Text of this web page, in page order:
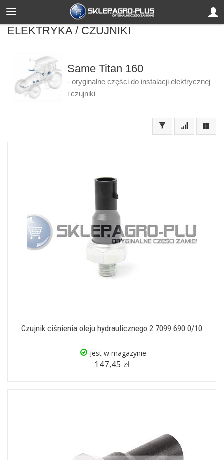
ELEKTRYKA / CZUJNIKI
Same Titan 160
- oryginalne części do instalacji elektrycznej
i czujniki
Czujnik ciśnienia oleju hydraulicznego 2.7099.690.0/10
Jest w magazynie
147,45 zł